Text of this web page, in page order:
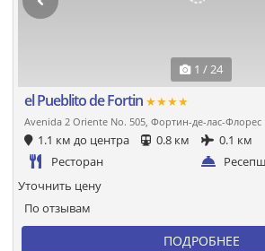
1 / 24
el Pueblito de Fortin ★★★★
Avenida 2 Oriente No. 505, Фортин-де-лас-Флорес
1.1 км до центра 0.8 км
0.1 км
Ресторан
По отзывам
Уточнить цену
ПОДРОБНЕЕ